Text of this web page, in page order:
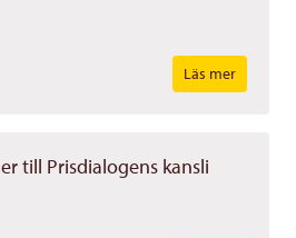
Läs mer
till Prisdialogens kansli